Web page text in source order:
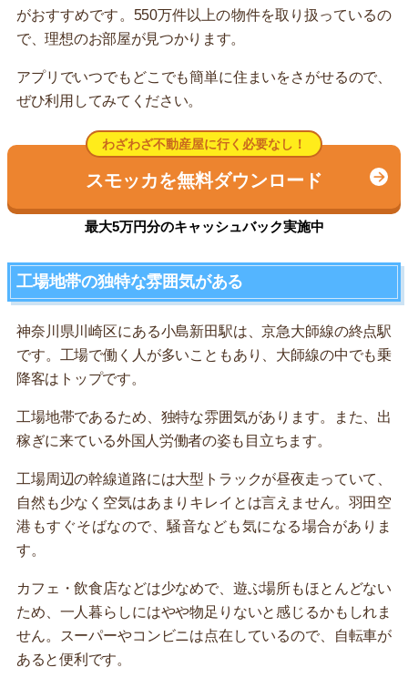
がおすすめです。550万件以上の物件を取り扱っているの
で、理想のお部屋が見つかります。
アプリでいつでもどこでも簡単に住まいをさがせるので、
ぜひ利用してみてください。
わざわざ不動産屋に行く必要なし！
スモッカを無料ダウンロード
最大5万円分のキャッシュバック実施中
工場地帯の独特な雰囲気がある
神奈川県川崎区にある小島新田駅は、京急大師線の終点駅
です。工場で働く人が多いこともあり、大師線の中でも乗
降客はトップです。
工場地帯であるため、独特な雰囲気があります。また、出
稼ぎに来ている外国人労働者の姿も目立ちます。
工場周辺の幹線道路には大型トラックが昼夜走っていて、
自然も少なく空気はあまりキレイとは言えません。羽田空
港もすぐそばなので、騒音なども気になる場合がありま
す。
カフェ・飲食店などは少なめで、遊ぶ場所もほとんどない
ため、一人暮らしにはやや物足りないと感じるかもしれま
せん。スーパーやコンビニは点在しているので、自転車が
あると便利です。